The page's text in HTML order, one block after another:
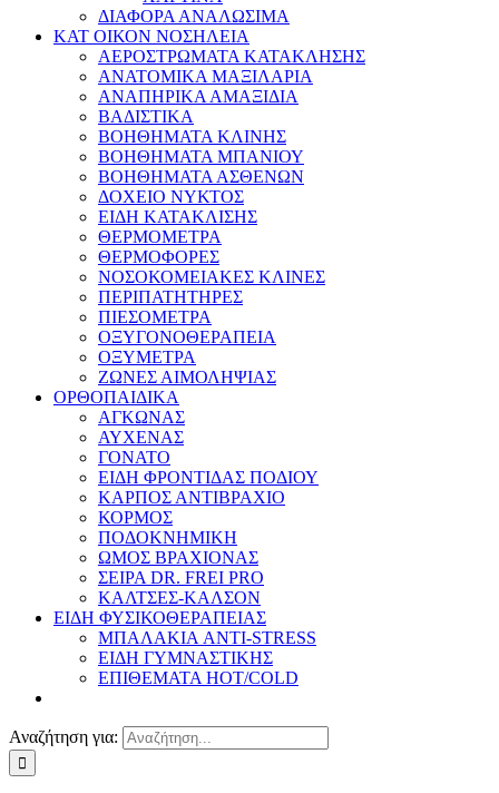
ΔΙΑΦΟΡΑ ΑΝΑΛΩΣΙΜΑ
ΚΑΤ ΟΙΚΟΝ ΝΟΣΗΛΕΙΑ
ΑΕΡΟΣΤΡΩΜΑΤΑ ΚΑΤΑΚΛΗΣΗΣ
ΑΝΑΤΟΜΙΚΑ ΜΑΞΙΛΑΡΙΑ
ΑΝΑΠΗΡΙΚΑ ΑΜΑΞΙΔΙΑ
ΒΑΔΙΣΤΙΚΑ
ΒΟΗΘΗΜΑΤΑ ΚΛΙΝΗΣ
ΒΟΗΘΗΜΑΤΑ ΜΠΑΝΙΟΥ
ΒΟΗΘΗΜΑΤΑ ΑΣΘΕΝΩΝ
ΔΟΧΕΙΟ ΝΥΚΤΟΣ
ΕΙΔΗ ΚΑΤΑΚΛΙΣΗΣ
ΘΕΡΜΟΜΕΤΡΑ
ΘΕΡΜΟΦΟΡΕΣ
ΝΟΣΟΚΟΜΕΙΑΚΕΣ ΚΛΙΝΕΣ
ΠΕΡΙΠΑΤΗΤΗΡΕΣ
ΠΙΕΣΟΜΕΤΡΑ
ΟΞΥΓΟΝΟΘΕΡΑΠΕΙΑ
ΟΞΥΜΕΤΡΑ
ΖΩΝΕΣ ΑΙΜΟΛΗΨΙΑΣ
ΟΡΘΟΠΑΙΔΙΚΑ
ΑΓΚΩΝΑΣ
ΑΥΧΕΝΑΣ
ΓΟΝΑΤΟ
ΕΙΔΗ ΦΡΟΝΤΙΔΑΣ ΠΟΔΙΟΥ
ΚΑΡΠΟΣ ΑΝΤΙΒΡΑΧΙΟ
ΚΟΡΜΟΣ
ΠΟΔΟΚΝΗΜΙΚΗ
ΩΜΟΣ ΒΡΑΧΙΟΝΑΣ
ΣΕΙΡΑ DR. FREI PRO
ΚΑΛΤΣΕΣ-ΚΑΛΣΟΝ
ΕΙΔΗ ΦΥΣΙΚΟΘΕΡΑΠΕΙΑΣ
ΜΠΑΛΑΚΙΑ ANTI-STRESS
ΕΙΔΗ ΓΥΜΝΑΣΤΙΚΗΣ
ΕΠΙΘΕΜΑΤΑ HOT/COLD
Αναζήτηση για: